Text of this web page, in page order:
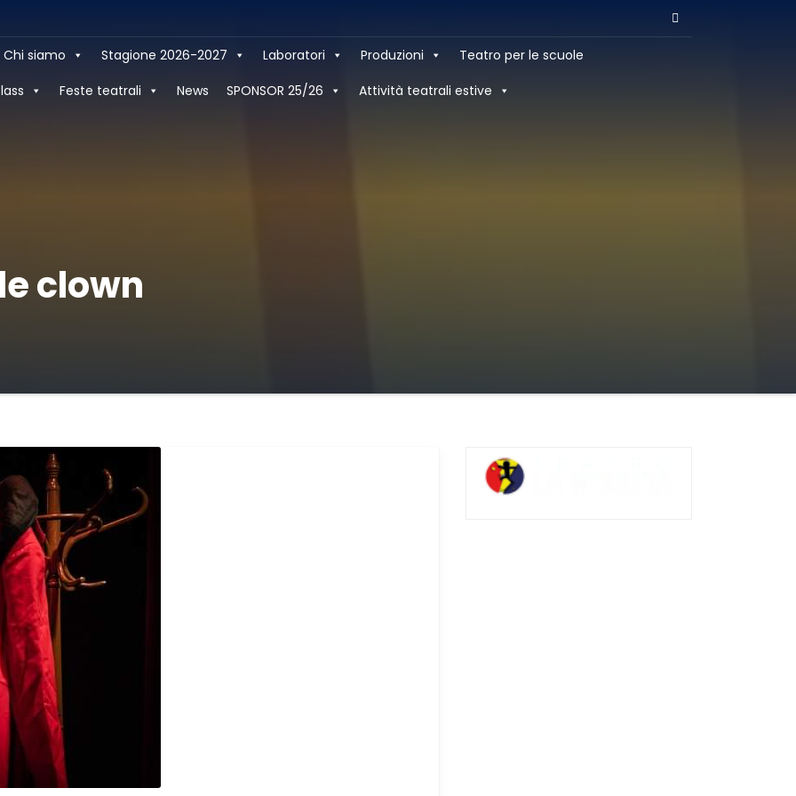
Chi siamo Stagione 2026-2027 Laboratori Produzioni
Teatro per le scuole
Feste teatrali News SPONSOR 25/26 Attività teatrali estive
clown